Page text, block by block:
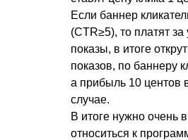
Если баннер
(CTR≥5), то платят
показы, в итоге
показов, по баннеру
а прибыль 10 центов
случае.
В итоге нужно очень
относиться к